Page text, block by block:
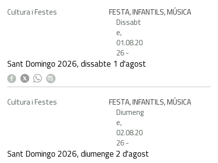
Cultura i Festes
FESTA, INFANTILS, MÚSICA
Dissabt
e,
01.08.20
26-
Sant Domingo 2026, dissabte 1 d'agost
Cultura i Festes
FESTA, INFANTILS, MÚSICA
Diumeng
e,
02.08.20
26-
Sant Domingo 2026, diumenge 2 d'agost